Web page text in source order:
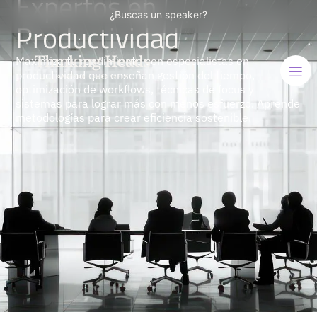
¿Buscas un speaker?
Productividad
Maximiza tu rendimiento con especialistas en
productividad que enseñan gestión del tiempo,
optimización de workflows, técnicas de focus y
sistemas para lograr más con menos esfuerzo. Aprende
metodologías para crear eficiencia sostenible.